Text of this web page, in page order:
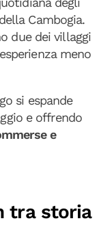
Cambogia.
due dei villaggi
meno
si espande
e offrendo
e
tra storia